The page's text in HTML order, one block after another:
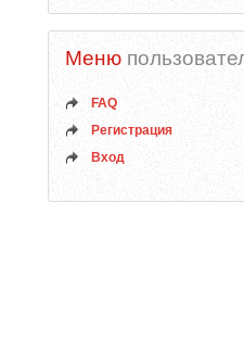
Меню
FAQ
Регистрация
Вход